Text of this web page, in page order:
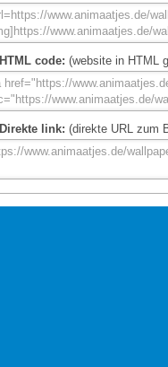
HTML code: (website in HTML
Direkte link: (direkte URL zum